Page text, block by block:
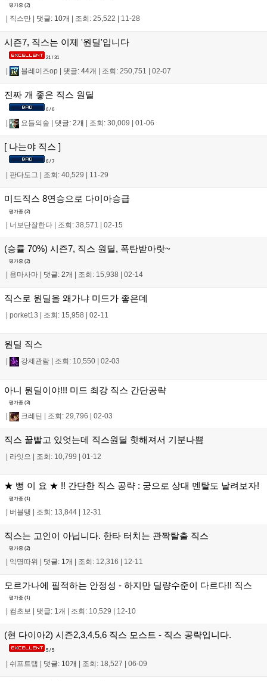
평가중 (2)
직스만 댓글: 10개 조회: 25,522 11-28
시즌7, 직스는 이제 '원딜'입니다
21 / 31
| 블레이즈op | 댓글: 44개 | 조회: 250,751 | 02-07
진짜 개 좋은 직스 원딜
6 / 6
요들의숲 댓글: 2개 조회: 30,009 01-06
[ 나는야 직스 ]
6 / 7
판다도그 조회: 40,529 11-29
미드직스 8연승으로 다이아승급
평가중 (2)
| 너보단잘한다 | 조회: 38,571 | 02-15
(승률 70%) 시즌7, 직스 원딜, 폭탄받아랏~
평가중 (2)
용마사마 댓글: 2개 조회: 15,938 02-14
직스로 원딜을 왜가냐 미드가 좋은데
porket13 조회: 15,958 02-11
원딜 직스
강제관람 조회: 10,550 02-03
아니 뭔딜이야!!! 미드 최강 직스 간단공략
평가중 (3)
크레틴 조회: 29,796 02-03
직스 꿀빨고 있엇는데 직스원딜 핫해져서 기분나쁨
라잇으 조회: 10,799 01-12
★ 뻥 이 요 ★ !! 간단한 직스 공략 : 궁으로 상대 멘탈도 날려보자!
평가중 (1)
| 버블탱 | 조회: 13,844 | 12-31
직스는 고인이 아닙니다. 한타 터치는 관짝탈출 직스
평가중 (2)
익명따위 댓글: 1개 조회: 12,316 12-11
모르가나에 필적하는 안정성 - 하지만 딜량수준이 다르다!! 직스
평가중 (1)
컴초보 댓글: 1개 조회: 10,529 12-10
(현 다이아2) 시즌2,3,4,5,6 직스 모스트 - 직스 공략입니다.
5 / 5
| 쉬프트탭 | 댓글: 10개 | 조회: 18,527 | 06-09